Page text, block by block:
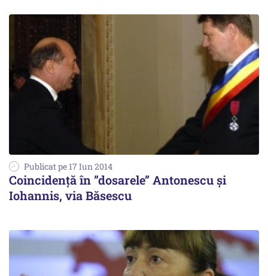
Publicat pe 17 Iun 2014
Coincidență în ”dosarele” Antonescu și
Iohannis, via Băsescu